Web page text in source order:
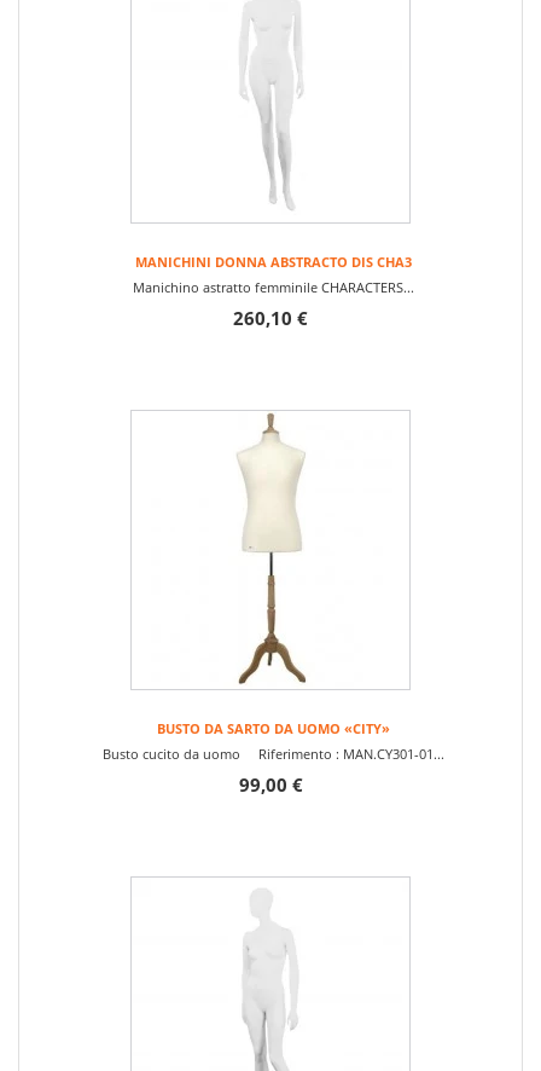
MANICHINI DONNA ABSTRACTO DIS CHA3
Manichino astratto femminile CHARACTERS...
260,10 €
BUSTO DA SARTO DA UOMO «CITY»
Busto cucito da uomo Riferimento : MAN.CY301-01...
99,00 €